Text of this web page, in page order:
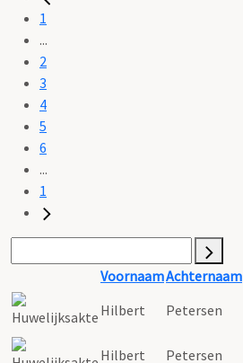
1
...
2
3
4
5
6
...
1
VoornaamAchternaam
Hilbert
Petersen
Hilbert
Petersen